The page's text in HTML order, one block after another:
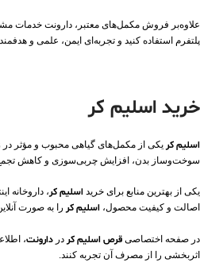
علاوه‌بر فروش مکمل‌های معتبر، دارونت خدمات
پلتفرم استفاده کنید و تجربه‌ای ایمن، علمی و
خرید اسلیم کر
اسلیم کر
سوخت‌وساز بدن، افزایش چربی‌سوزی و کاهش تجمع
یکی از بهترین منابع برای خرید اسلیم کر ، داروخانه
اصالت و کیفیت محصول، اسلیم کر را به صورت
در صفحه اختصاصی قرص اسلیم کر در دارونت،
اثربخشی را از مصرف آن تجربه کنند.